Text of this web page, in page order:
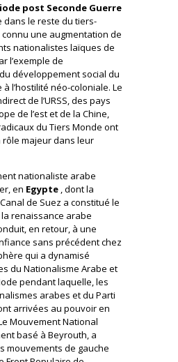
post Seconde Guerre
dans le reste du tiers-
une augmentation de
nationalistes laïques de
l’exemple de
développement social du
l’hostilité néo-coloniale. Le
de l’URSS, des pays
de l’est et de la Chine,
du Tiers Monde ont
majeur dans leur
nationaliste arabe
en Egypte , dont la
de Suez a constitué le
renaissance arabe
en retour, à une
sans précédent chez
qui a dynamisé
du Nationalisme Arabe et
pendant laquelle, les
arabes et du Parti
arrivées au pouvoir en
Mouvement National
basé à Beyrouth, a
mouvements de gauche